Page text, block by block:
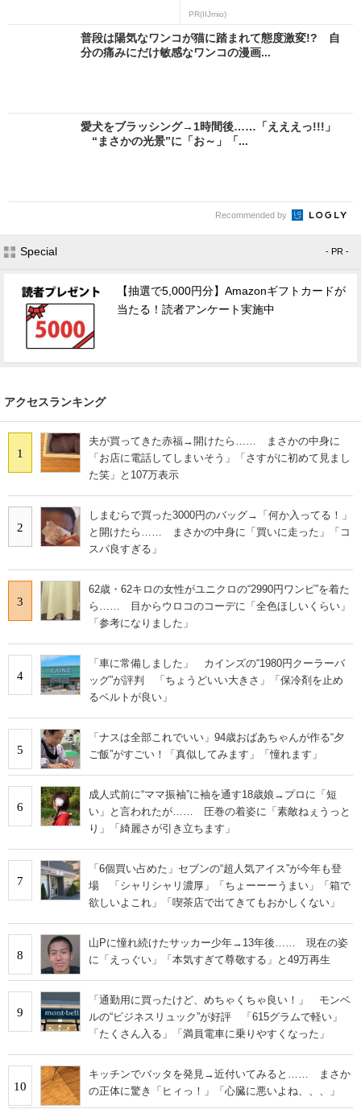
PR(IIJmio)
普段は陽気なワンコが猫に踏まれて態度激変!? 自
分の痛みにだけ敏感なワンコの漫画...
愛犬をブラッシング→1時間後……「えええっ!!!」
“まさかの光景”に「お～」「...
Recommended by
Special - PR -
【抽選で5,000円分】Amazonギフトカードが
当たる！読者アンケート実施中
アクセスランキング
1
夫が買ってきた赤福→開けたら…… まさかの中身に
「お店に電話してしまいそう」「さすがに初めて見まし
た笑」と107万表示
2
しまむらで買った3000円のバッグ→「何か入ってる！」
と開けたら…… まさかの中身に「買いに走った」「コ
スパ良すぎる」
3
62歳・62キロの女性がユニクロの“2990円ワンピ”を着た
ら…… 目からウロコのコーデに「全色ほしいくらい」
「参考になりました」
4
「車に常備しました」 カインズの“1980円クーラーバ
ッグ”が評判 「ちょうどいい大きさ」「保冷剤を止め
るベルトが良い」
5
「ナスは全部これでいい」94歳おばあちゃんが作る“夕
ご飯”がすごい！「真似してみます」「憧れます」
6
成人式前に“ママ振袖”に袖を通す18歳娘→プロに「短
い」と言われたが…… 圧巻の着姿に「素敵ねぇうっと
り」「綺麗さが引き立ちます」
7
「6個買い占めた」セブンの“超人気アイス”が今年も登
場 「シャリシャリ濃厚」「ちょーーーうまい」「箱で
欲しいよこれ」「喫茶店で出てきてもおかしくない」
8
山Pに憧れ続けたサッカー少年→13年後…… 現在の姿
に「えっぐい」「本気すぎて尊敬する」と49万再生
9
「通勤用に買ったけど、めちゃくちゃ良い！」 モンベ
ルの“ビジネスリュック”が好評 「615グラムで軽い」
「たくさん入る」「満員電車に乗りやすくなった」
10
キッチンでバッタを発見→近付いてみると…… まさか
の正体に驚き「ヒィっ！」「心臓に悪いよね、、、」